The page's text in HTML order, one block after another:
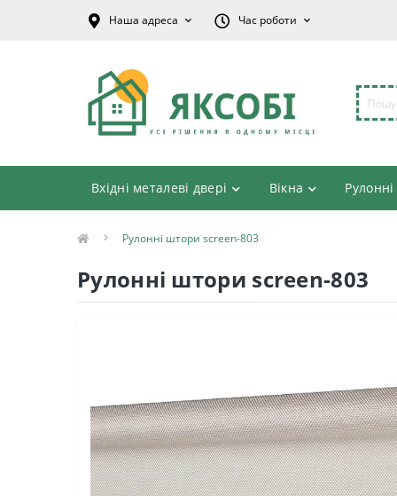
Наша адреса Час роботи
Вхідні металеві двері Вікна
Рулонні штори screen-803
Рулонні штори screen-803